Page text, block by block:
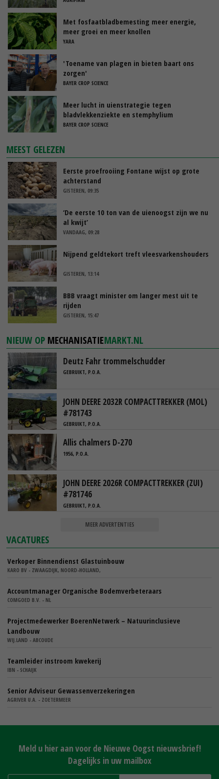
Met fosfaatbladbemesting meer energie,
meer groei en meer knollen
YARA
'Toename van plagen in bieten baart ons
zorgen'
BAYER CROP SCIENCE
Meer lucht in uienstrategie tegen
bladvlekkenziekte en stemphylium
BAYER CROP SCIENCE
MEEST GELEZEN
Eerste proefrooiing Fontane wijst op grote
achterstand
GISTEREN, 09:35
‘De eerste 10 ton van de uienoogst zijn we nu
al kwijt’
VANDAAG, 09:28
Nijpend geldtekort treft vleesvarkenshouders
GISTEREN, 13:14
BBB vraagt minister om langer mest uit te
rijden
GISTEREN, 15:47
NIEUW OP MECHANISATIEMARKT.NL
Deutz Fahr trommelschudder
GEBRUIKT, P.O.A.
JOHN DEERE 2032R COMPACTTREKKER (MOL)
#781743
GEBRUIKT, P.O.A.
Allis chalmers D-270
1956, P.O.A.
JOHN DEERE 2026R COMPACTTREKKER (ZUI)
#781746
GEBRUIKT, P.O.A.
MEER ADVERTENTIES
VACATURES
Verkoper Binnendienst Glastuinbouw
KARO BV - ZWAAGDIJK, NOORD-HOLLAND,
Accountmanager Organische Bodemverbeteraars
COMGOED B.V. - NL
Projectmedewerker BoerenNetwerk – Natuurinclusieve
Landbouw
WIJ.LAND - ABCOUDE
Teamleider instroom kwekerij
IBN - SCHAIJK
Senior Adviseur Gewassenverzekeringen
AGRIVER U.A. - ZOETERMEER
Meld u hier aan voor de Nieuwe Oogst nieuwsbrief!
Dagelijks in uw mailbox